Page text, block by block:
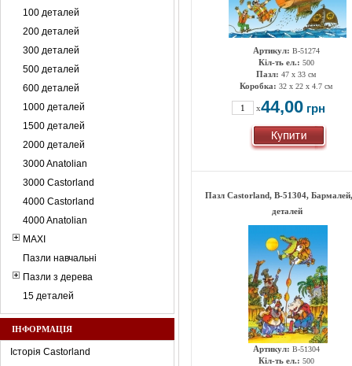
100 деталей
200 деталей
300 деталей
500 деталей
600 деталей
1000 деталей
1500 деталей
2000 деталей
3000 Anatolian
3000 Castorland
4000 Castorland
4000 Anatolian
MAXI
Пазли навчальні
Пазли з дерева
15 деталей
ІНФОРМАЦІЯ
Історія Castorland
Артикул: B-51274
Кіл-ть ел.: 500
Пазл: 47 х 33 см
Коробка: 32 x 22 x 4.7 см
x44,00 грн
Пазл Castorland, B-51304,
деталей
Артикул: B-51304
Кіл-ть ел.: 500